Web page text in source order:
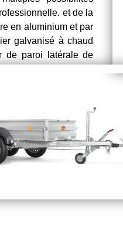
et de la
en aluminium et par
galvanisé à chaud
de paroi latérale de